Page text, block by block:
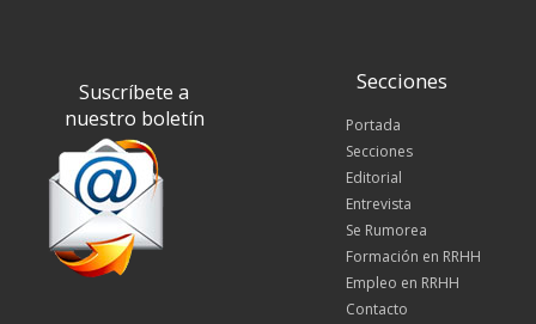
Suscríbete a
nuestro boletín
Secciones
Portada
Secciones
Editorial
Entrevista
Se Rumorea
Formación en RRHH
Empleo en RRHH
Contacto